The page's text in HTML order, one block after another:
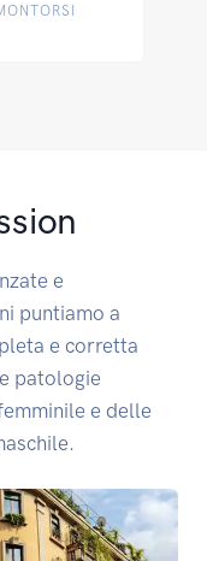
e
puntiamo a
e corretta
patologie
e delle